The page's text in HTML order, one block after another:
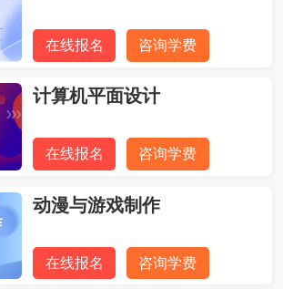
在线报名 咨询学费
计算机平面设计
在线报名 咨询学费
动漫与游戏制作
在线报名 咨询学费